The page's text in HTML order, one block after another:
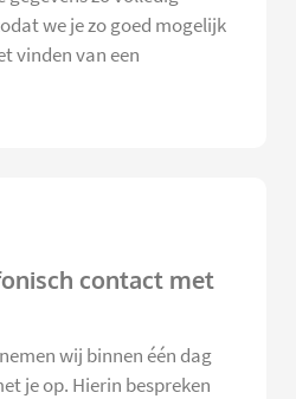
we je zo goed mogelijk
vinden van een
contact met
wij binnen één dag
je op. Hierin bespreken